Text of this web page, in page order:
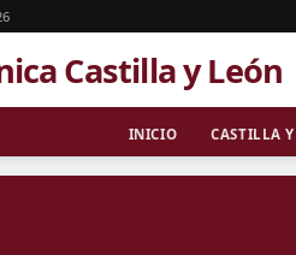
Castilla y León
INICIO CASTILLA